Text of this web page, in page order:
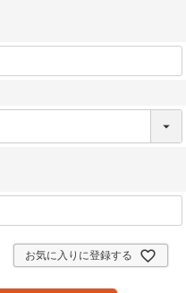
お気に入りに登録する